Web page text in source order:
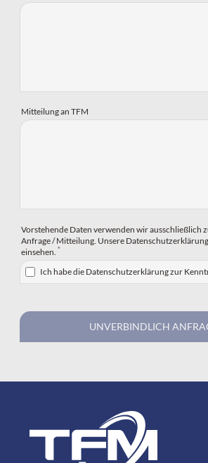
Mitteilung an TFM
Vorstehende Daten verwenden wir ausschließlich
Anfrage / Mitteilung. Unsere
einsehen. *
Ich habe die Datenschutzerklärung zur
UNVERBINDLICH